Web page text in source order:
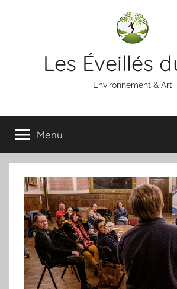
Les Éveillés
Environnement & Art
Menu